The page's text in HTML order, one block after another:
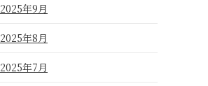
2025年9月
2025年8月
2025年7月